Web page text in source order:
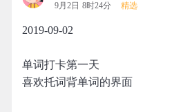
9月2日 8时24分 精选
2019-09-02
单词打卡第一天
喜欢托词背单词的界面